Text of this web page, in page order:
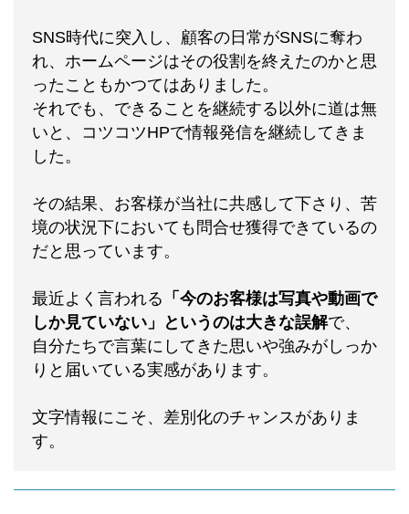
SNS時代に突入し、顧客の日常がSNSに奪わ
れ、ホームページはその役割を終えたのかと思
ったこともかつてはありました。
それでも、できることを継続する以外に道は無
いと、コツコツHPで情報発信を継続してきま
した。
その結果、お客様が当社に共感して下さり、苦
境の状況下においても問合せ獲得できているの
だと思っています。
最近よく言われる 「今のお客様は写真や動画で
しか見ていない」というのは大きな誤解で、
自分たちで言葉にしてきた思いや強みがしっか
りと届いている実感があります。
文字情報にこそ、差別化のチャンスがありま
す。